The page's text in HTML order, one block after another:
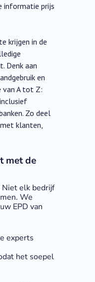
informatie prijs
krijgen in de
Denk aan
en
van A tot Z:
Zo deel
klanten,
met de
Niet elk bedrijf
We
EPD van
experts
het soepel